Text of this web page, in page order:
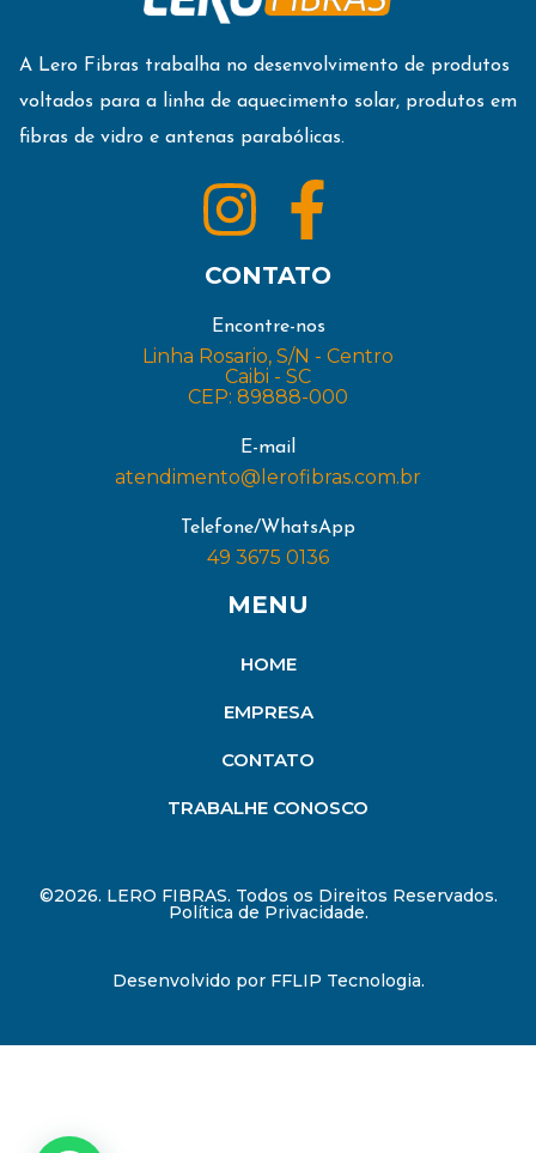
A Lero Fibras trabalha no desenvolvimento de produtos
voltados para a linha de aquecimento solar, produtos em
fibras de vidro e antenas parabólicas.
CONTATO
Encontre-nos
Linha Rosario, S/N - Centro
Caibi - SC
CEP: 89888-000
E-mail
atendimento@lerofibras.com.br
Telefone/WhatsApp
49 3675 0136
MENU
HOME
EMPRESA
CONTATO
TRABALHE CONOSCO
©2026. LERO FIBRAS. Todos os Direitos Reservados.
Política de Privacidade.
Desenvolvido por FFLIP Tecnologia.